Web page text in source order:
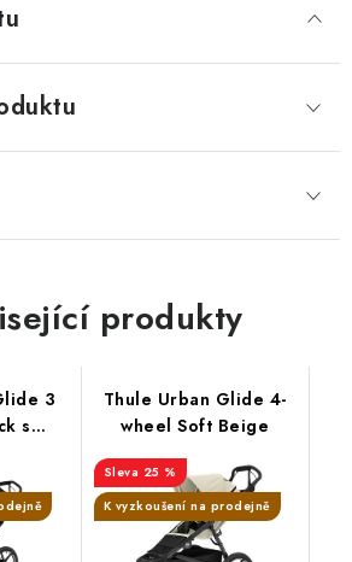
produkty
3
s
Thule Urban Glide 4-
wheel Soft Beige
25 %
K vyzkoušení na prodejně